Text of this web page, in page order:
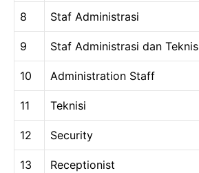
8 Staf Administrasi
9 Staf Administrasi dan Teknis
10 Administration Staff
11 Teknisi
12 Security
13 Receptionist